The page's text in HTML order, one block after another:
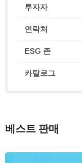
투자자
연락처
ESG 존
카탈로그
베스트 판매